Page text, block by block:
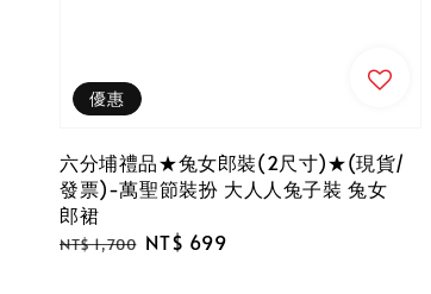
優惠
六分埔禮品★兔女郎裝(2尺寸)★(現貨/
發票)-萬聖節裝扮 大人人兔子裝 兔女
郎裙
Regular
NT$ 1,700 Sale
NT$ 699